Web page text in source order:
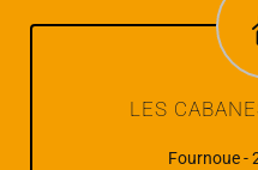
LES
Fournoue -